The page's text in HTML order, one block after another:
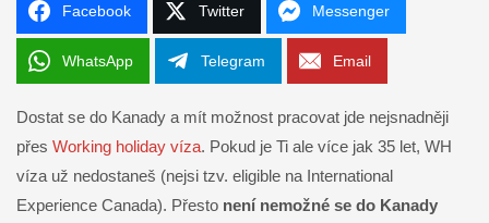
Facebook Twitter Messenger
WhatsApp Telegram Email
Dostat se do Kanady a mít možnost pracovat jde nejsnadněji
přes Working holiday víza. Pokud je Ti ale více jak 35 let, WH
víza už nedostaneš (nejsi tzv. eligible na International
Experience Canada). Přesto není nemožné se do Kanady